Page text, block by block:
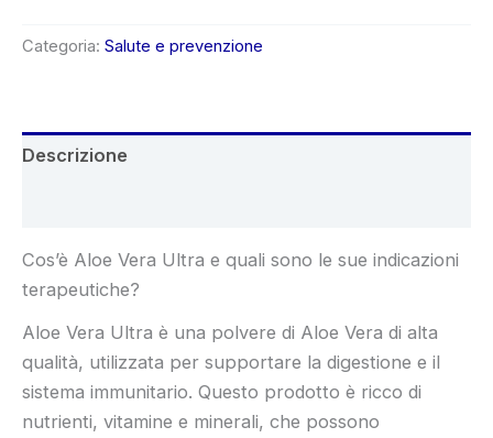
Categoria: Salute e prevenzione
Descrizione
Cos’è Aloe Vera Ultra e quali sono le sue indicazioni
terapeutiche?
Aloe Vera Ultra è una polvere di Aloe Vera di alta
qualità, utilizzata per supportare la digestione e il
sistema immunitario. Questo prodotto è ricco di
nutrienti, vitamine e minerali, che possono